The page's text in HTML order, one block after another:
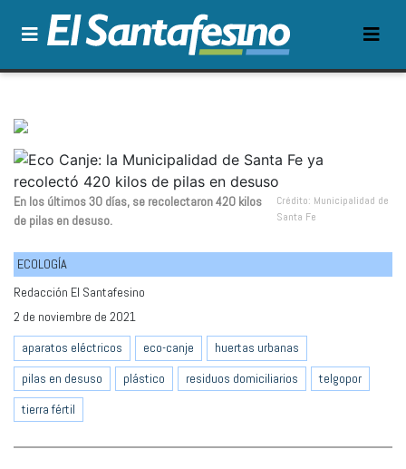
En los últimos 30 días, se recolectaron 420 kilos
de pilas en desuso.
Crédito: Municipalidad de
Santa Fe
ECOLOGÍA
Redacción El Santafesino
2 de noviembre de 2021
aparatos eléctricos
eco-canje
huertas urbanas
pilas en desuso
plástico residuos domiciliarios
telgopor
tierra fértil